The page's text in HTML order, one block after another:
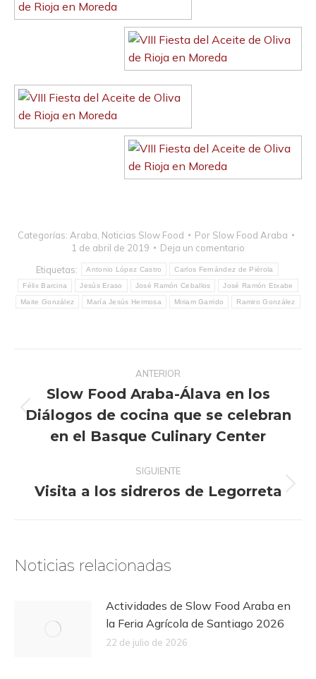
Categorías: Araba Noticias Slow Food Por Slow Food Araba
1 de abril de 2019
Deja un comentario
Etiquetas:
Antonio López Castro Carlos Fernández de Piérola
Félix Barcina Jesús Eraso José Ramón Ceballos José Ramón Etxabe
Maite González María Jesús Hermosa Miriam Garrido Ramiro González
publicaciones
ANTERIOR
Publicación
anterior:
Slow Food Araba-Álava en los
Diálogos de cocina que se celebran
en el Basque Culinary Center
SIGUIENTE
Publicación
Visita a los sidreros de Legorreta
Noticias relacionadas
Actividades de Slow Food Araba en
la Feria Agrícola de Santiago 2026
22 de julio de 2026